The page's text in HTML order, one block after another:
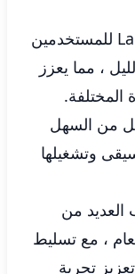
يوفر Lark Player للمستخدمين
، مما يعزز
المختلفة.
من السهل
وتشغيلها
العديد من
، مع تسليط
تجربة